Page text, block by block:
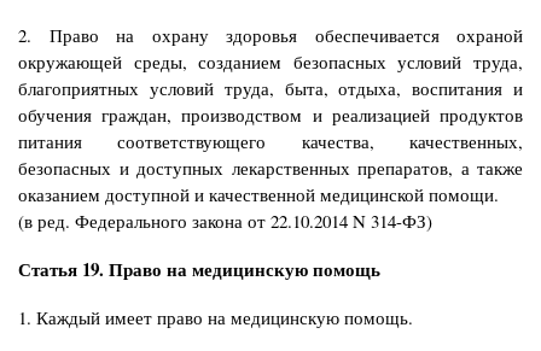
2. Право на охрану здоровья обеспечивается охраной
окружающей среды, созданием безопасных условий труда,
благоприятных условий труда, быта, отдыха, воспитания и
обучения граждан, производством и реализацией продуктов
питания соответствующего качества, качественных,
безопасных и доступных лекарственных препаратов, а также
оказанием доступной и качественной медицинской помощи.
(в ред. Федерального закона от 22.10.2014 N 314-ФЗ)
Статья 19. Право на медицинскую помощь
1. Каждый имеет право на медицинскую помощь.